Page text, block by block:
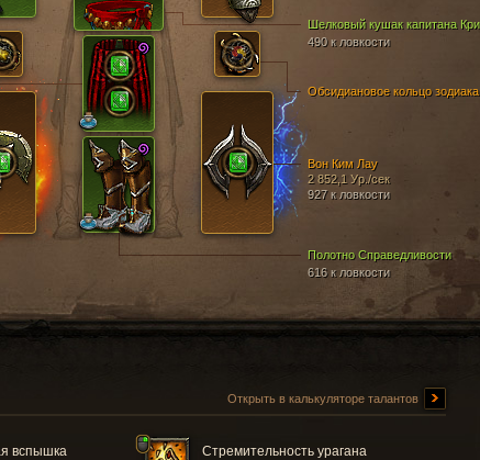
Полотно Справедливости
616 к ловкости
Вон Ким Лау
2 852,1 Ур./сек
927 к ловкости
490 к ловкости
Обсидиановое кольцо зодиака
Открыть в калькуляторе талантов
вспышка Стремительность урагана